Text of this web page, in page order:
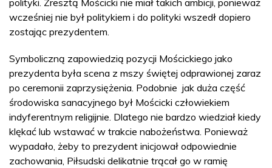
wcześniej nie był politykiem i do polityki wszedł dopiero
zostając prezydentem.
Symboliczną zapowiedzią pozycji Mościckiego jako
prezydenta była scena z mszy świętej odprawionej zaraz
po ceremonii zaprzysiężenia. Podobnie jak duża część
środowiska sanacyjnego był Mościcki człowiekiem
indyferentnym religijnie. Dlatego nie bardzo wiedział kiedy
klękać lub wstawać w trakcie nabożeństwa. Ponieważ
wypadało, żeby to prezydent inicjował odpowiednie
zachowania, Piłsudski delikatnie trącał go w ramię